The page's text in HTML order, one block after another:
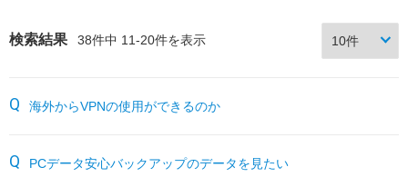
DOBERMAN SYSTEM
リステックサポート付きPC
介護福祉
企業の情報漏えい対策
DOBERMAN SYSTEM保証内容
リモート保守について
よくあるお問い合わせ
検索結果 38件中 11-20件を表示
海外からVPNの使用ができるのか
PCデータ安心バックアップのデータを見たい